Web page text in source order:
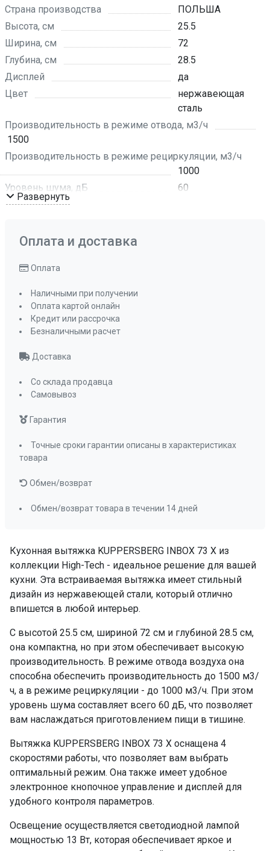
Страна производства
ПОЛЬША
Высота, см
25.5
Ширина, см
72
Глубина, см
28.5
Дисплей
да
Цвет
нержавеющая
сталь
Производительность в режиме отвода, м3/ч
1500
Производительность в режиме рециркуляции, м3/ч
1000
Уровень шума, дБ
60
Количество скоростей
до 40 кв, м
Таймер
Управление
Мощность освещения, Вт
Количество ламп освещения
Пульт ДУ
Угольный фильтр
отдельно)
Фильтр
Развернуть
Кухонная вытяжка KUPPERSBERG INBOX 73 X из
коллекции High-Tech - идеальное решение для вашей
кухни. Эта встраиваемая вытяжка имеет стильный
дизайн из нержавеющей стали, который отлично
впишется в любой интерьер.
С высотой 25.5 см, шириной 72 см и глубиной 28.5 см,
она компактна, но при этом обеспечивает высокую
производительность. В режиме отвода воздуха она
способна обеспечить производительность до 1500 м3/
ч, а в режиме рециркуляции - до 1000 м3/ч. При этом
уровень шума составляет всего 60 дБ, что позволяет
вам наслаждаться приготовлением пищи в тишине.
Вытяжка KUPPERSBERG INBOX 73 X оснащена 4
скоростями работы, что позволяет вам выбрать
оптимальный режим. Она также имеет удобное
электронное кнопочное управление и дисплей для
удобного контроля параметров.
Освещение осуществляется светодиодной лампой
мощностью 13 Вт, которая обеспечивает яркое и
Оплата и доставка
Оплата
Наличными при получении
Оплата картой онлайн
Кредит или рассрочка
Безналичными расчет
Доставка
Со склада продавца
Самовывоз
Гарантия
Точные сроки гарантии описаны в характеристиках
товара
Обмен/возврат
Обмен/возврат товара в течении 14 дней